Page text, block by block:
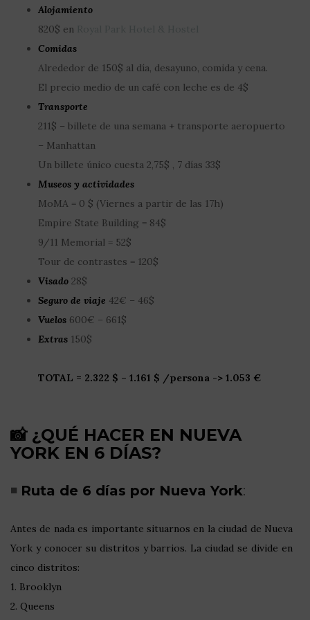
Alojamiento
820$ en
Comidas
Alrededor de 150$ al día, desayuno, comida y cena.
El precio medio de un café con leche es de 4$
Transporte
211$ – billete de una semana + transporte aeropuerto
– Manhattan
Un billete único cuesta 2,75$ , 7 días 33$
Museos y actividades
MoMA = 0 $ (Viernes a partir de las 17h)
Empire State Building = 84$
9/11 Memorial = 52$
Tour de contrastes = 120$
Visado 28$
Seguro de viaje 42€ – 46$
Vuelos 600€ – 661$
Extras 150$
TOTAL = 2.322 $ – 1.161 $ /persona -> 1.053 €
📸 ¿QUÉ HACER EN NUEVA
YORK EN 6 DÍAS?
◾ Ruta de 6 días por Nueva York:
Antes de nada es importante situarnos en la ciudad de Nueva
York y conocer su distritos y barrios. La ciudad se divide en
cinco distritos:
1. Brooklyn
2. Queens